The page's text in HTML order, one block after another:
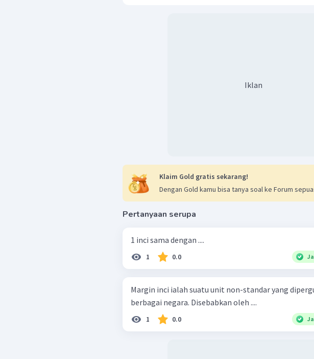
Iklan
Klaim Gold gratis sekarang!
Dengan Gold kamu bisa tanya soal ke Forum
Pertanyaan serupa
1 inci sama dengan ....
1 0.0
Margin inci ialah suatu unit non-standar yang
berbagai negara. Disebabkan oleh ....
1 0.0